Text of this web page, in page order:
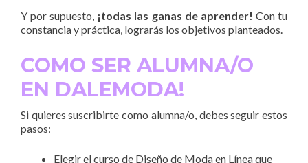
Y por supuesto, ¡todas las ganas de aprender! Con tu
constancia y práctica, lograrás los objetivos planteados.
COMO SER ALUMNA/O
EN DALEMODA!
Si quieres suscribirte como alumna/o, debes seguir estos
pasos:
Elegir el curso de Diseño de Moda en Línea que